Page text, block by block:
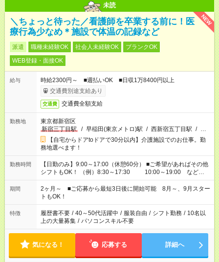
未読
NEW
＼ちょっと待った／看護師を卒業する前に！医
療行為少なめ＊施設で体温の記録など
派遣 職種未経験OK 社会人未経験OK
ブランクOK
WEB登録・面接OK
給与
時給2300円～ ■週払いOK ■日収1万8400円以上
交通費別途支給あり
交通費 交通費全額支給
勤務地
東京都新宿区
新宿三丁目駅
/ 早稲田(東京メトロ)駅 / 西新宿五丁目駅 / …
【自宅からドアtoドアで30分以内】介護施設でのお仕事。勤
務地選べます！
勤務時間
【日勤のみ】9:00～17:00（休憩60分） ■ご希望があればその他
シフトもOK！ （例）8:30～17:30 10:00～19:00 など
「家族とお休みを合わせたい」 「できれば残業はしたくない」
など、あなたのご希望に沿ったお仕事をご紹介します！ ※Wワ
ーク希望の方へ 今ご覧のお仕事で希望する勤務時間と、もう1つ
のお仕事の勤務時間。 合計で週40時間を超える場合は応募でき
ません
期間
2ヶ月～ ■ご応募から最短3日後に開始可能 8月～、9月スター
トもOK！
特徴 履歴書不要 / 40～50代活躍中 / 服装自由 / シフト勤務 / 10名以
上の大量募集 / パソコンスキル不要
気になる！ 応募する 詳細へ